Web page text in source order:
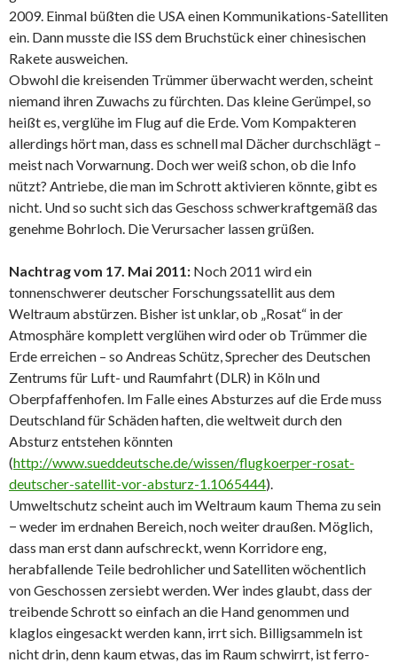
2009. Einmal büßten die USA einen Kommunikations-Satelliten
ein. Dann musste die ISS dem Bruchstück einer chinesischen
Rakete ausweichen.
Obwohl die kreisenden Trümmer überwacht werden, scheint
niemand ihren Zuwachs zu fürchten. Das kleine Gerümpel, so
heißt es, verglühe im Flug auf die Erde. Vom Kompakteren
allerdings hört man, dass es schnell mal Dächer durchschlägt –
meist nach Vorwarnung. Doch wer weiß schon, ob die Info
nützt? Antriebe, die man im Schrott aktivieren könnte, gibt es
nicht. Und so sucht sich das Geschoss schwerkraftgemäß das
genehme Bohrloch. Die Verursacher lassen grüßen.
Nachtrag vom 17. Mai 2011: Noch 2011 wird ein
tonnenschwerer deutscher Forschungssatellit aus dem
Weltraum abstürzen. Bisher ist unklar, ob „Rosat“ in der
Atmosphäre komplett verglühen wird oder ob Trümmer die
Erde erreichen – so Andreas Schütz, Sprecher des Deutschen
Zentrums für Luft- und Raumfahrt (DLR) in Köln und
Oberpfaffenhofen. Im Falle eines Absturzes auf die Erde muss
Deutschland für Schäden haften, die weltweit durch den
Absturz entstehen könnten
(http://www.sueddeutsche.de/wissen/flugkoerper-rosat-
deutscher-satellit-vor-absturz-1.1065444).
Umweltschutz scheint auch im Weltraum kaum Thema zu sein
− weder im erdnahen Bereich, noch weiter draußen. Möglich,
dass man erst dann aufschreckt, wenn Korridore eng,
herabfallende Teile bedrohlicher und Satelliten wöchentlich
von Geschossen zersiebt werden. Wer indes glaubt, dass der
treibende Schrott so einfach an die Hand genommen und
klaglos eingesackt werden kann, irrt sich. Billigsammeln ist
nicht drin, denn kaum etwas, das im Raum schwirrt, ist ferro-